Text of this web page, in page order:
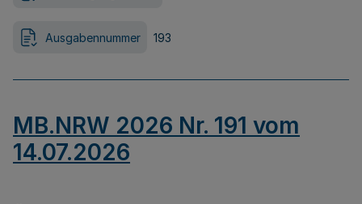
Ausgabennummer 193
MB.NRW 2026 Nr. 191 vom
14.07.2026